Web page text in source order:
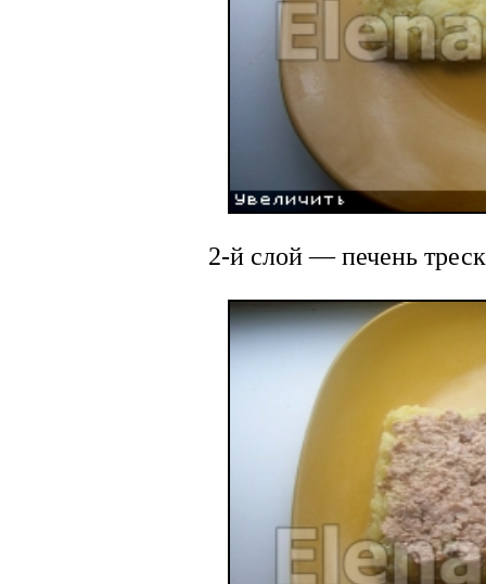
2-й слой — печень